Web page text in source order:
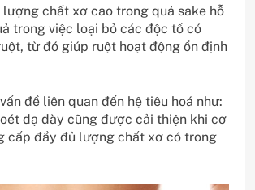
lượng chất xơ cao trong quả sake hỗ
trong việc loại bỏ các độc tố có
từ đó giúp ruột hoạt động ổn định
đề liên quan đến hệ tiêu hoá như:
dạ dày cũng được cải thiện khi cơ
cấp đầy đủ lượng chất xơ có trong